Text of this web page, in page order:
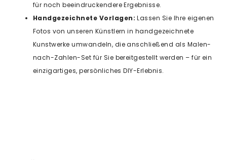
für noch beeindruckendere Ergebnisse.
Handgezeichnete Vorlagen: Lassen Sie Ihre eigenen
Fotos von unseren Künstlern in handgezeichnete
Kunstwerke umwandeln, die anschließend als Malen-
nach-Zahlen-Set für Sie bereitgestellt werden – für ein
einzigartiges, persönliches DIY-Erlebnis.